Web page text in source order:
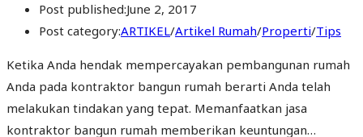
Post published:June 2, 2017
Post category:ARTIKEL/Artikel Rumah/Properti/Tips
Ketika Anda hendak mempercayakan pembangunan rumah
Anda pada kontraktor bangun rumah berarti Anda telah
melakukan tindakan yang tepat. Memanfaatkan jasa
kontraktor bangun rumah memberikan keuntungan…